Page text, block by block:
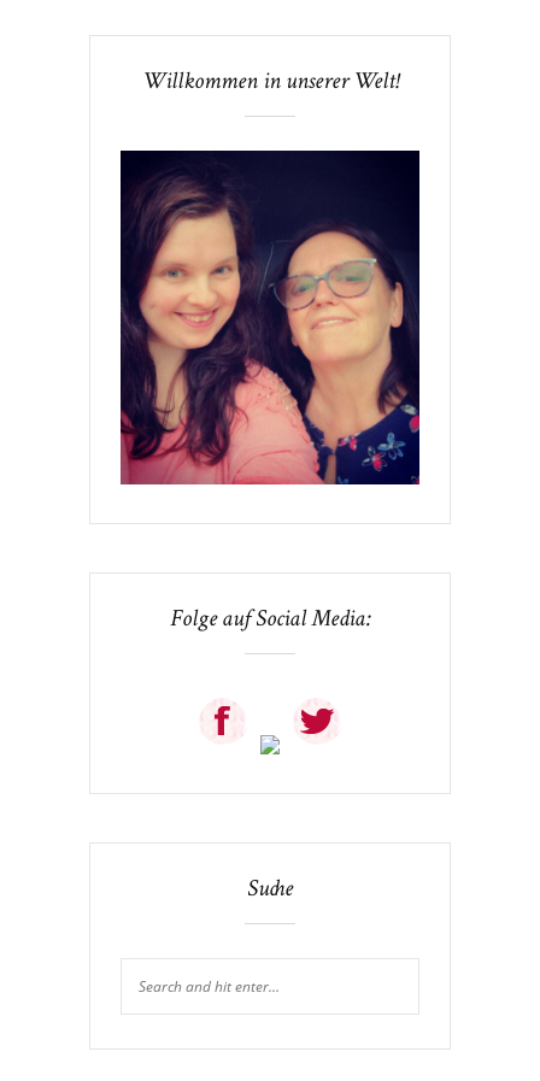
Willkommen in unserer Welt!
Folge auf Social Media:
Suche